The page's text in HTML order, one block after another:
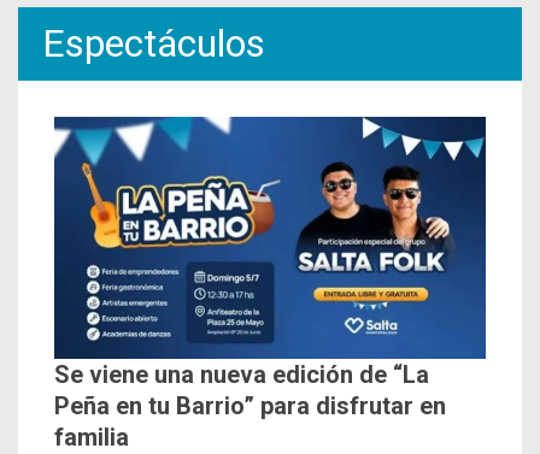
Espectáculos
Se viene una nueva edición de “La
Peña en tu Barrio” para disfrutar en
familia